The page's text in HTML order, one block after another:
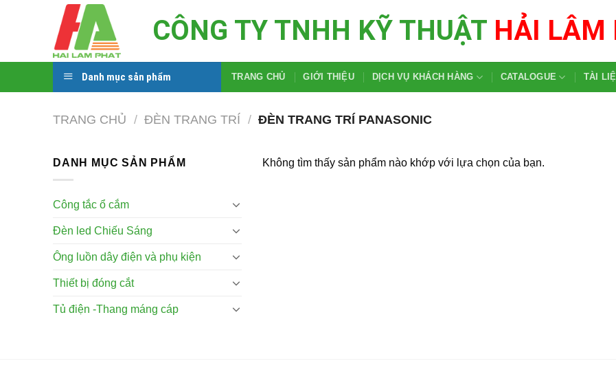
CÔNG TY TNHH KỸ THUẬT HẢI LÂM
Danh mục sản phẩm TRANG CHỦ GIỚI THIỆU DỊCH VỤ KHÁCH HÀNG CATALOGUE TÀI
TRANG CHỦ / ĐÈN TRANG TRÍ / ĐÈN TRANG TRÍ PANASONIC
DANH MỤC SẢN PHẨM
Công tắc ổ cắm
Đèn led Chiếu Sáng
Ông luồn dây điện và phụ kiện
Thiết bị đóng cắt
Tủ điện -Thang máng cáp
Không tìm thấy sản phẩm nào khớp với lựa chọn của bạn.